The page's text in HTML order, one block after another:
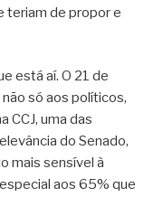
teriam de propor e
está aí. O 21 de
só aos políticos,
CCJ, uma das
do Senado,
mais sensível à
aos 65% que